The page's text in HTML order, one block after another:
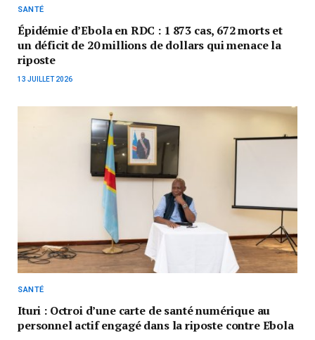
SANTÉ
Épidémie d’Ebola en RDC : 1 873 cas, 672 morts et
un déficit de 20 millions de dollars qui menace la
riposte
13 JUILLET 2026
SANTÉ
Ituri : Octroi d’une carte de santé numérique au
personnel actif engagé dans la riposte contre Ebola